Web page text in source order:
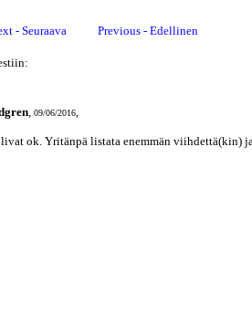
- Seuraava Previous - Edellinen
, 09/06/2016,
ok. Yritänpä listata enemmän viihdettä(kin)